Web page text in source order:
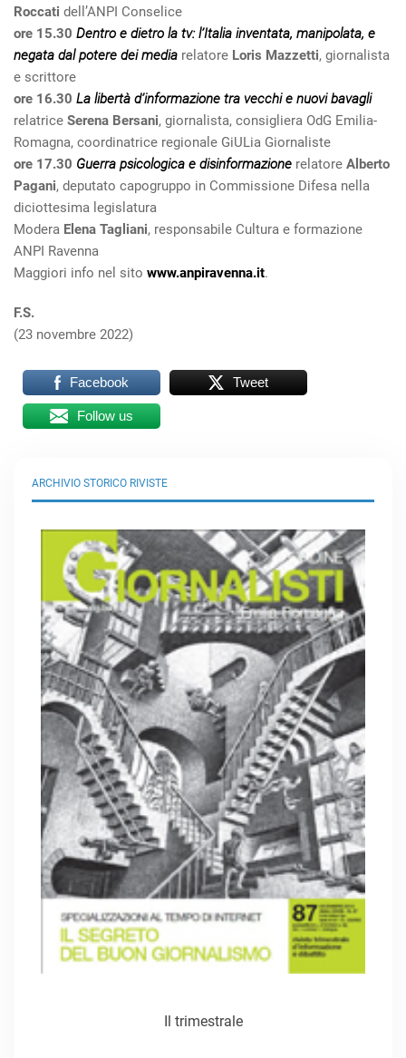
Roccati dell’ANPI Conselice
ore 15.30 Dentro e dietro la tv: l’Italia inventata, manipolata, e
negata dal potere dei media relatore Loris Mazzetti, giornalista
e scrittore
ore 16.30 La libertà d’informazione tra vecchi e nuovi bavagli
relatrice Serena Bersani, giornalista, consigliera OdG Emilia-
Romagna, coordinatrice regionale GiULia Giornaliste
ore 17.30 Guerra psicologica e disinformazione relatore Alberto
Pagani, deputato capogruppo in Commissione Difesa nella
diciottesima legislatura
Modera Elena Tagliani, responsabile Cultura e formazione
ANPI Ravenna
Maggiori info nel sito www.anpiravenna.it.
F.S.
(23 novembre 2022)
Facebook Tweet
Follow us
ARCHIVIO STORICO RIVISTE
Il trimestrale